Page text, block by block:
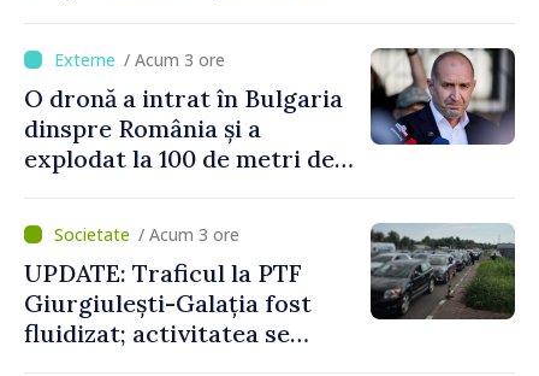
nu au detectat niciun
vehicul aerian”
/ Acum 3 ore
O dronă a intrat în Bulgaria
dinspre România și a
explodat la 100 de metri de
/ Acum 3 ore
UPDATE: Traficul la PTF
Giurgiulești-Galația fost
fluidizat; activitatea se